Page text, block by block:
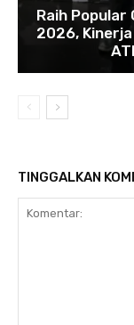
Raih
2026,
TINGGALKAN